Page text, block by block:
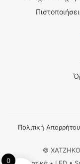
Πολιτική
©
0